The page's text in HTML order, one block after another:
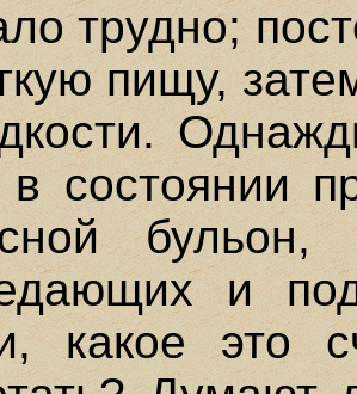
трудно;
пищу,
состоянии
бульон,
и
какое это